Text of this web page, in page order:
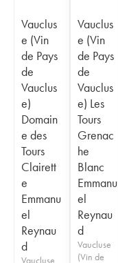
Vauclus
e (Vin
de Pays
de
Vauclus
e)
Domain
e des
Tours
Clairett
e
Emmanu
el
Reynau
d
Vaucluse
Vauclus
e (Vin
de Pays
de
Vauclus
e) Les
Tours
Grenac
he
Blanc
Emmanu
el
Reynau
d
Vaucluse
(Vin de